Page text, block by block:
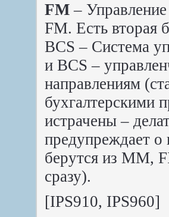
FM –
FM. Есть вторая
BCS – Система
и BCS –
направлениям
бухгалтерскими
истрачены –
предупреждает
берутся из MM,
сразу).
[IPS910, IPS960]